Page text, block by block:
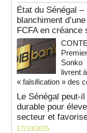
État du Sénégal
blanchiment
FCFA en créance
Sonko
livrent
« falsification » des
Le Sénégal peut-
durable pour
secteur et
17/10/2025